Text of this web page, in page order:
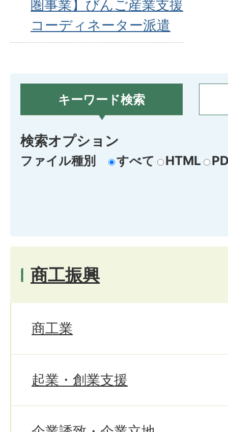
圏事業】びんご産業支援
コーディネーター派遣
キーワード検索
検索オプション
ファイル種別 すべて HTML
商工振興
商工業
起業・創業支援